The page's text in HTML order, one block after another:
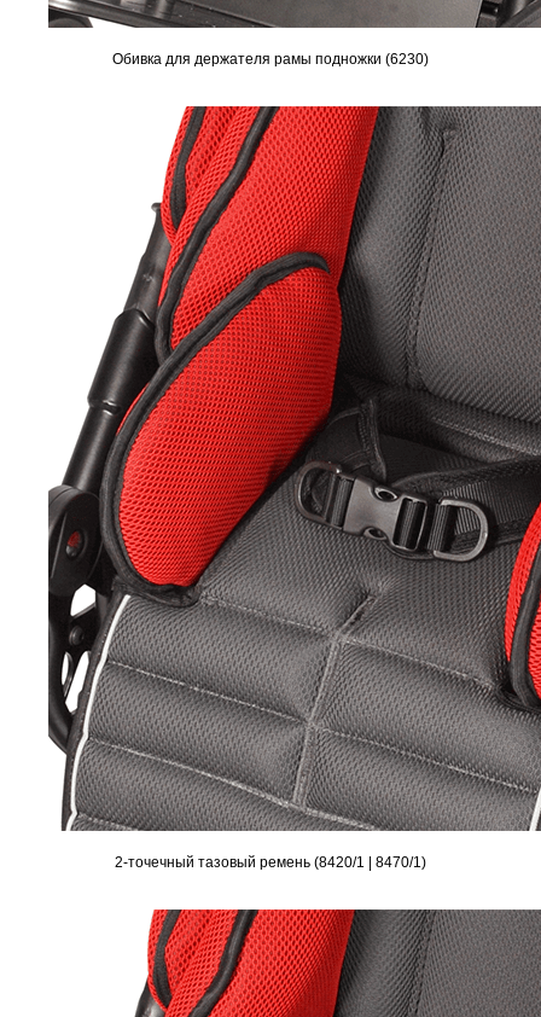
Обивка для держателя рамы подножки (6230)
2-точечный тазовый ремень (8420/1 | 8470/1)